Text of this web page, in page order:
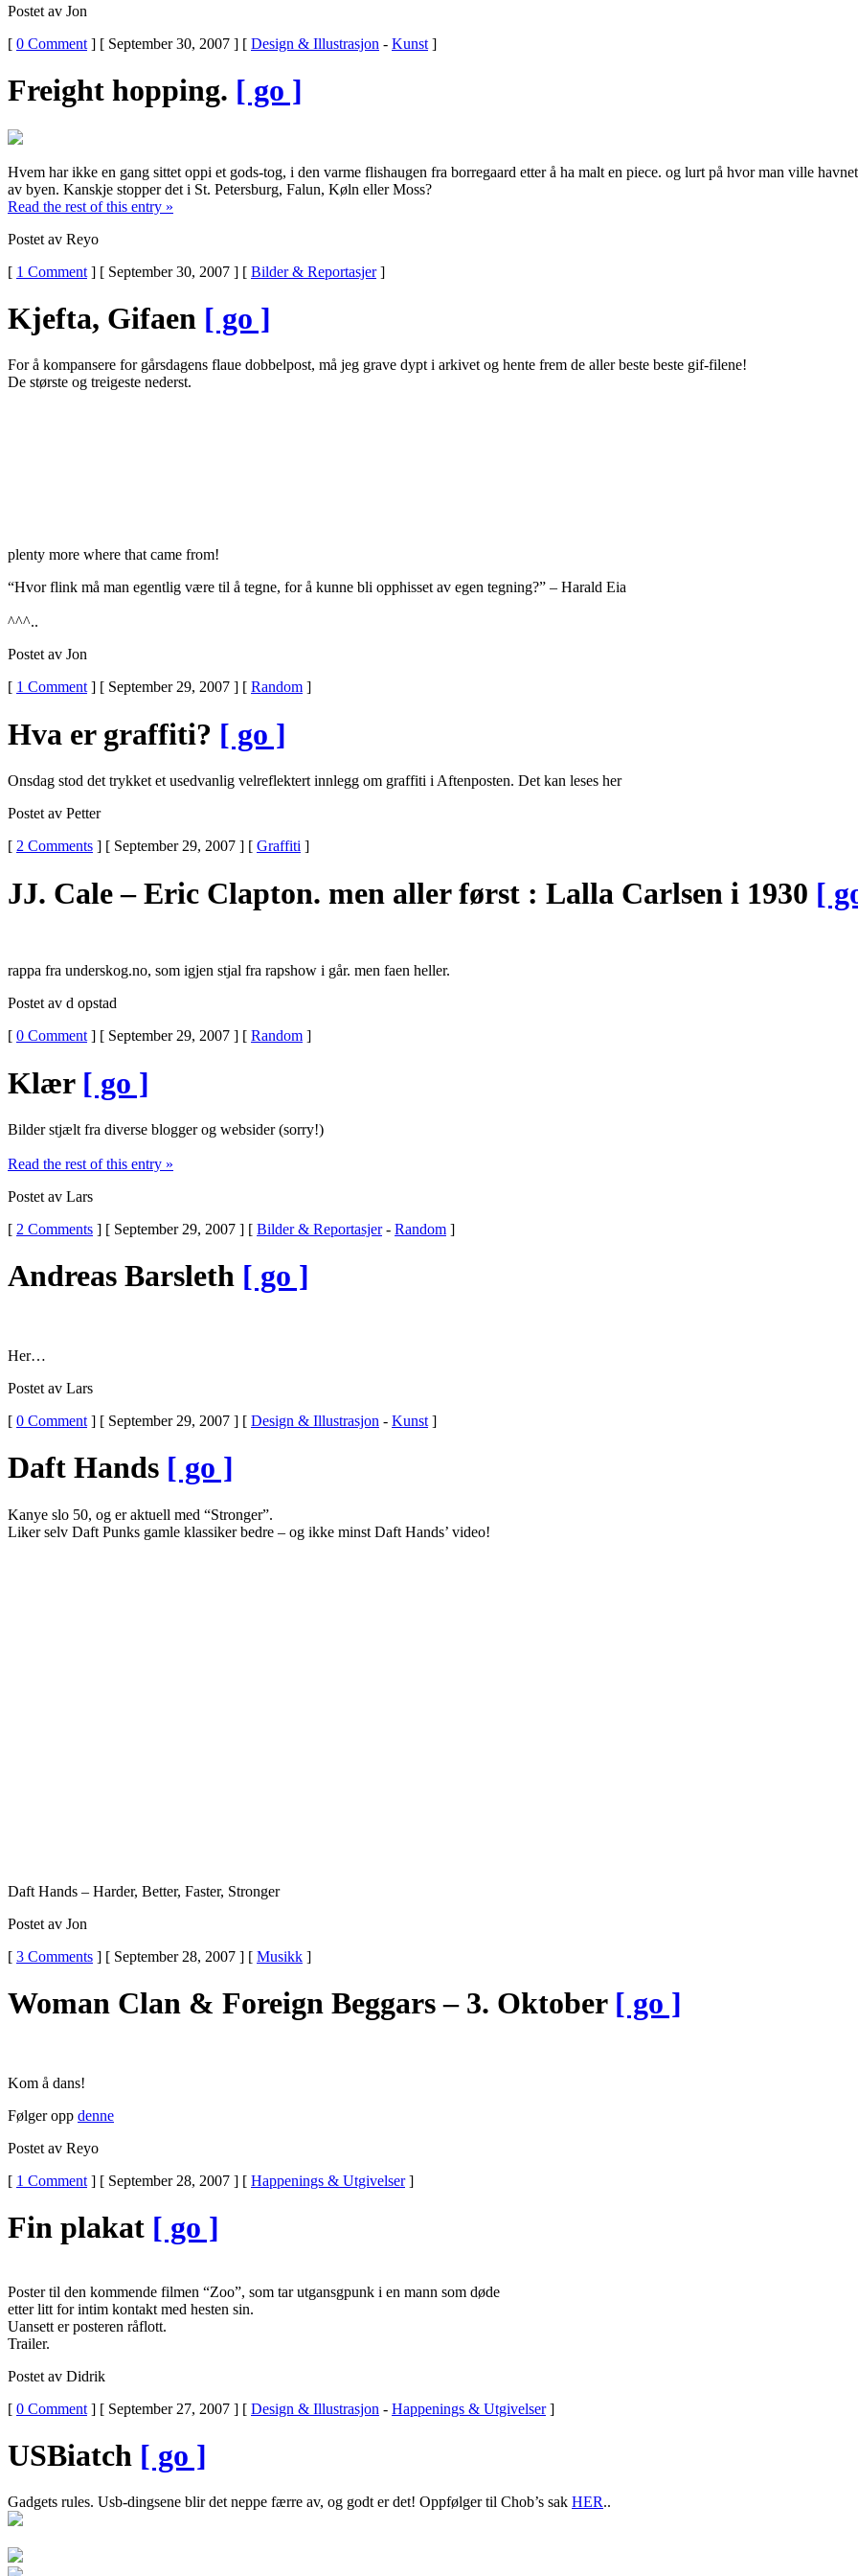
Postet av Jon
[ 0 Comment ] [ September 30, 2007 ] [ Design & Illustrasjon - Kunst ]
Freight hopping. [ go ]
Hvem har ikke en gang sittet oppi et gods-tog, i den varme flishaugen fra borregaard etter å ha malt en piece. og lurt på hvor man ville
av byen. Kanskje stopper det i St. Petersburg, Falun, Køln eller Moss?
Read the rest of this entry »
Postet av Reyo
[ 1 Comment ] [ September 30, 2007 ] [ Bilder & Reportasjer]
Kjefta, Gifaen [ go ]
For å kompansere for gårsdagens flaue dobbelpost, må jeg grave dypt i arkivet og hente frem de aller beste beste gif-filene!
De største og treigeste nederst.
plenty more where that came from!
“Hvor flink må man egentlig være til å tegne, for å kunne bli opphisset av egen tegning?” – Harald Eia
^^^..
Postet av Jon
[ 1 Comment] [ September 29, 2007 ] [ Random ]
Hva er graffiti? [ go ]
Onsdag stod det trykket et usedvanlig velreflektert innlegg om graffiti i Aftenposten. Det kan leses her
Postet av Petter
[ 2 Comments ] [ September 29, 2007 ] [ Graffiti ]
JJ. Cale – Eric Clapton. men aller først : Lalla Carlsen i 1930 [
rappa fra underskog.no, som igjen stjal fra rapshow i går. men faen heller.
Postet av d opstad
[ 0 Comment ] [ September 29, 2007 ] [ Random ]
Klær [ go ]
Bilder stjælt fra diverse blogger og websider (sorry!)
Read the rest of this entry »
Postet av Lars
[ 2 Comments ] [ September 29, 2007 ] [ Bilder & Reportasjer- Random ]
Andreas Barsleth [ go ]
Her…
Postet av Lars
[ 0 Comment ] [ September 29, 2007 ] [ Design & Illustrasjon - Kunst ]
Daft Hands [ go ]
Kanye slo 50, og er aktuell med “Stronger”.
Liker selv Daft Punks gamle klassiker bedre – og ikke minst Daft Hands’ video!
Daft Hands – Harder, Better, Faster, Stronger
Postet av Jon
[ 3 Comments ] [ September 28, 2007 ] [ Musikk ]
Woman Clan & Foreign Beggars – 3. Oktober [ go ]
Kom å dans!
Følger opp denne
Postet av Reyo
[ 1 Comment ] [ September 28, 2007 ] [ Happenings & Utgivelser]
Fin plakat [ go ]
Poster til den kommende filmen “Zoo”, som tar utgansgpunk i en mann som døde
etter litt for intim kontakt med hesten sin.
Uansett er posteren råflott.
Trailer.
Postet av Didrik
[ 0 Comment ] [ September 27, 2007 ] [ Design & Illustrasjon - Happenings & Utgivelser]
USBiatch [ go ]
Gadgets rules. Usb-dingsene blir det neppe færre av, og godt er det! Oppfølger til Chob’s sak HER..